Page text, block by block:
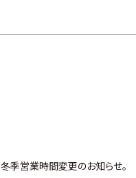
冬季営業時間変更のお知らせ。